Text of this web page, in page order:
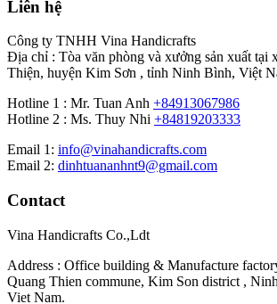
Liên hệ
Công ty TNHH Vina Handicrafts
Địa chỉ : Tòa văn phòng và xưởng sản xuất tại
Thiện, huyện Kim Sơn , tỉnh Ninh Bình, Việt
Hotline 1 : Mr. Tuan Anh +84913067986
Hotline 2 : Ms. Thuy Nhi +84819203333
Email 1: info@vinahandicrafts.com
Email 2: dinhtuananhnt9@gmail.com
Contact
Vina Handicrafts Co.,Ldt
Address : Office building & Manufacture
Quang Thien commune, Kim Son district ,
Viet Nam.